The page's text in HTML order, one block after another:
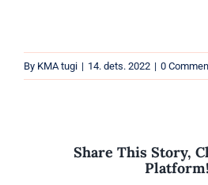
Parfüümid
By KMA tugi | 14. dets. 2022 | 0
Share This Story,
Platform!